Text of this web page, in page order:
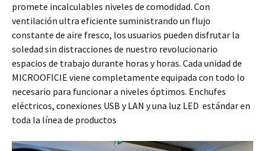
promete incalculables niveles de comodidad. Con
ventilación ultra eficiente suministrando un flujo
constante de aire fresco, los usuarios pueden disfrutar la
soledad sin distracciones de nuestro revolucionario
espacios de trabajo durante horas y horas. Cada unidad de
MICROOFICIE viene completamente equipada con todo lo
necesario para funcionar a niveles óptimos. Enchufes
eléctricos, conexiones USB y LAN y una luz LED estándar en
toda la línea de productos